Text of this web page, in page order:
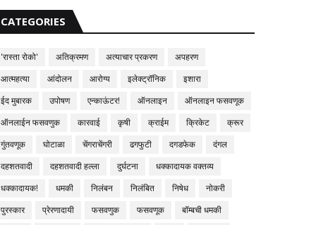
CATEGORIES
'रास्ता रोको' अतिक्रमण अत्याचार प्रकरण
अपहरण
आत्महत्या
आंदोलन आरोग्य इलेक्ट्रॉनिक
इशारा
ईद मुबारक
उपोषण एन्काऊंटर! ऑनलाइन
ऑनलाइन फसवणूक
ऑनलाईन फसवणुक
कारवाई कृषी क्राईम क्रिकेट
क्रूर
गुंतवणूक
घोटाळा चेंगराचेंगरी ढगफुटी दगडफेक
दंगल
दहशतवादी
दहशतवादी हल्ला दुर्घटना
धक्कादायक वक्तव्य
धक्कादायक!
धमकी निलंबन निलंबित निषेध
नोकरी
पुरस्कार
प्रेरणादायी फसवणुक फसवणूक
बॉम्बची धमकी